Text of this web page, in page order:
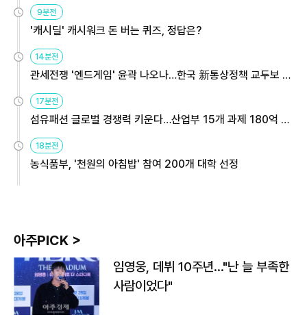
9분전
'캐시딜' 캐시워크 돈 버는 퀴즈, 정답은?
14분전
관세전쟁 '엔드게임' 윤곽 나오나…한국 新통상정책 교두보 활
17분전
섬유패션 글로벌 경쟁력 키운다…산업부 15개 과제 180억 지
18분전
농식품부, '천원의 아침밥' 참여 200개 대학 선정
아주PICK >
임영웅, 데뷔 10주년…"난 늘 부족한
사람이었다"